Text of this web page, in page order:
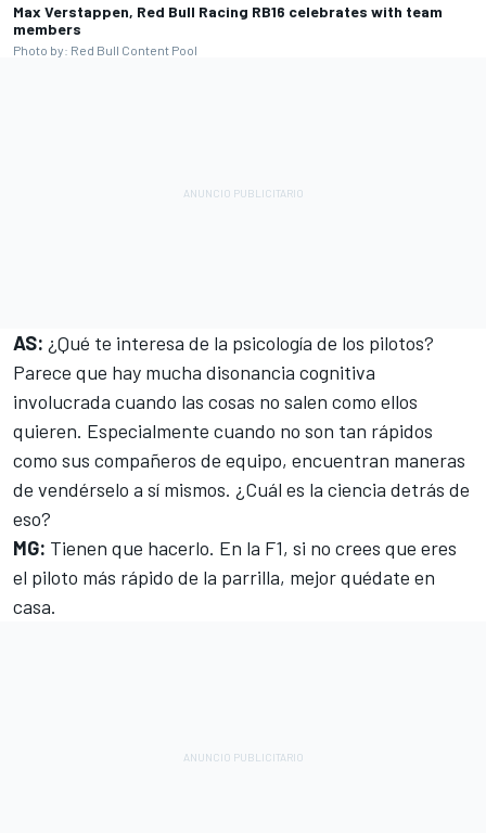
Max Verstappen, Red Bull Racing RB16 celebrates with team
members
Photo by: Red Bull Content Pool
AS: ¿Qué te interesa de la psicología de los pilotos?
Parece que hay mucha disonancia cognitiva
involucrada cuando las cosas no salen como ellos
quieren. Especialmente cuando no son tan rápidos
como sus compañeros de equipo, encuentran maneras
de vendérselo a sí mismos. ¿Cuál es la ciencia detrás de
eso?
MG: Tienen que hacerlo. En la F1, si no crees que eres
el piloto más rápido de la parrilla, mejor quédate en
casa.